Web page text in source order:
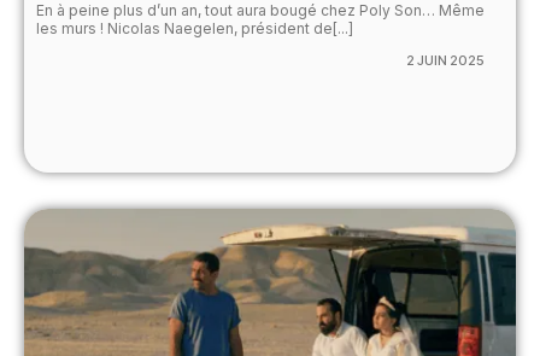
En à peine plus d’un an, tout aura bougé chez Poly Son… Même
les murs ! Nicolas Naegelen, président de[...]
2 JUIN 2025